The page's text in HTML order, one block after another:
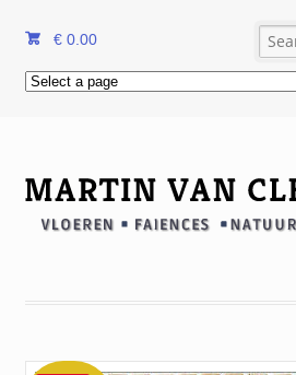
€ 0.00